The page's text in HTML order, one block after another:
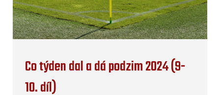
Co týden dal a dá podzim 2024 (9-
10. díl)